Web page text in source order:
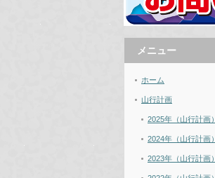
メニュー
ホーム
山行計画
2025年（山行計画）
2024年（山行計画）
2023年（山行計画）